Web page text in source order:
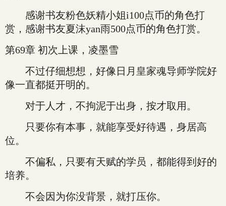
感谢书友粉色妖精小姐i100点币的角色打
赏，感谢书友夏沫yan雨500点币的角色打赏。
第69章 初次上课，凌墨雪
不过仔细想想，好像日月皇家魂导师学院好
像一直都挺开明的。
对于人才，不拘泥于出身，按才取用。
只要你有本事，就能享受好待遇，身居高
位。
不偏私，只要有天赋的学员，都能得到好的
培养。
不会因为你没背景，就打压你。